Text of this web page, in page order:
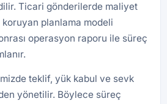
Ticari gönderilerde maliyet
planlama modeli
operasyon raporu ile süreç
teklif, yük kabul ve sevk
yönetilir. Böylece süreç